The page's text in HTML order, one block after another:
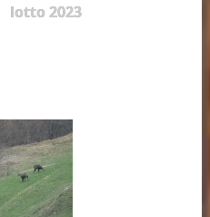
lotto 2023